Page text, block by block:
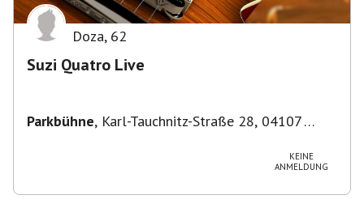
Doza, 62
Suzi Quatro Live
Parkbühne, Karl-Tauchnitz-Straße 28, 04107
KEINE
ANMELDUNG